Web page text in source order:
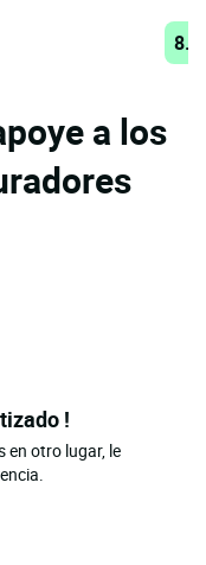
a los
!
en otro lugar, le